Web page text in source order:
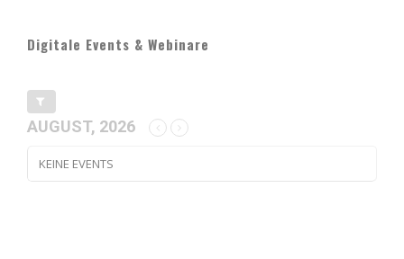
Digitale Events & Webinare
AUGUST, 2026
KEINE EVENTS